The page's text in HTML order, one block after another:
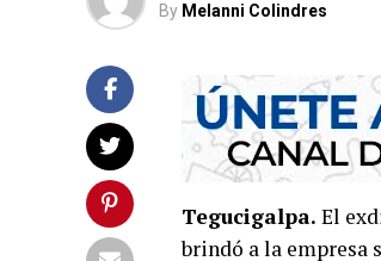
By Melanni Colindres
Tegucigalpa. El
brindó a la empresa